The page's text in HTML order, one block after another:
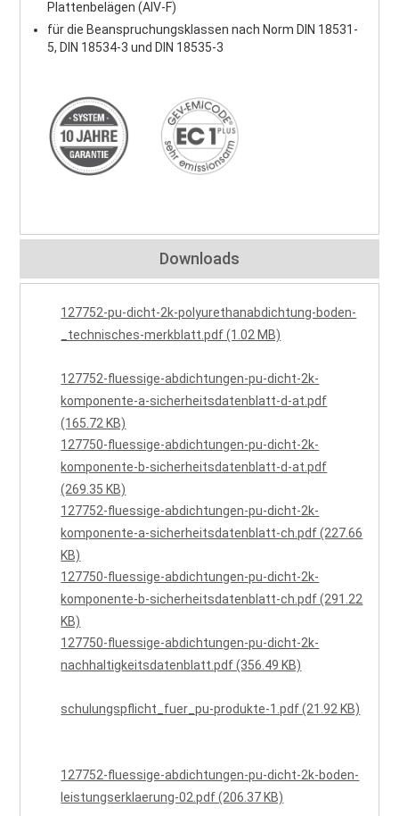
Plattenbelägen (AIV-F)
für die Beanspruchungsklassen nach Norm DIN 18531-
5, DIN 18534-3 und DIN 18535-3
Downloads
127752-pu-dicht-2k-polyurethanabdichtung-boden-
_technisches-merkblatt.pdf (1.02 MB)
127752-fluessige-abdichtungen-pu-dicht-2k-
komponente-a-sicherheitsdatenblatt-d-at.pdf
(165.72 KB)
127750-fluessige-abdichtungen-pu-dicht-2k-
komponente-b-sicherheitsdatenblatt-d-at.pdf
(269.35 KB)
127752-fluessige-abdichtungen-pu-dicht-2k-
komponente-a-sicherheitsdatenblatt-ch.pdf (227.66
KB)
127750-fluessige-abdichtungen-pu-dicht-2k-
komponente-b-sicherheitsdatenblatt-ch.pdf (291.22
KB)
127750-fluessige-abdichtungen-pu-dicht-2k-
nachhaltigkeitsdatenblatt.pdf (356.49 KB)
schulungspflicht_fuer_pu-produkte-1.pdf (21.92 KB)
127752-fluessige-abdichtungen-pu-dicht-2k-boden-
leistungserklaerung-02.pdf (206.37 KB)